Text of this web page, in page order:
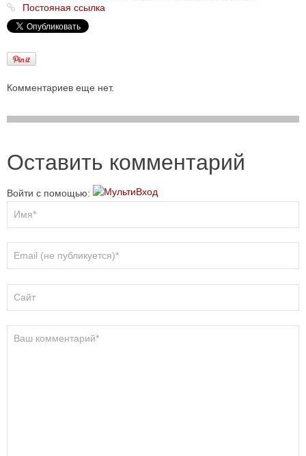
Постояная ссылка
Комментариев еще нет.
Оставить комментарий
Войти с помощью: